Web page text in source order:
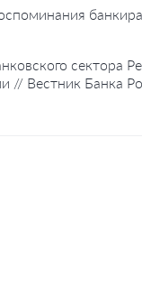
сектора
// Вестник Банка